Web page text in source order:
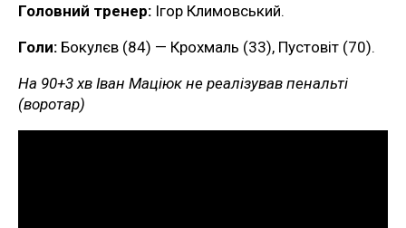
Головний тренер: Ігор Климовський.
Голи: Бокулєв (84) — Крохмаль (33), Пустовіт (70).
На 90+3 хв Іван Маціюк не реалізував пенальті
(воротар)